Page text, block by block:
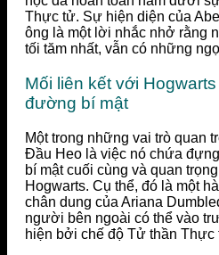
Thực tử. Sự hiện diện của
ông là một lời nhắc nhở rằng
tối tăm nhất, vẫn có những
Mối liên kết với
đường bí mật
Một trong những vai trò quan
Đầu Heo là việc nó chứa
bí mật cuối cùng và quan
Hogwarts. Cụ thể, đó là một
chân dung của Ariana
người bên ngoài có thể vào
hiện bởi chế độ Tử thần Thực